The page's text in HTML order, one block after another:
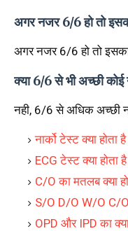
अगर नजर 6/6 हो तो
अगर नजर 6/6 हो तो
क्या 6/6 से भी अच्छी कोई
नही, 6/6 से अधिक अच्छी
नार्को टेस्ट क्या
ECG टेस्ट क्या होता
C/O का मतलब क्या
S/O D/O W/O C/O
OPD और IPD का